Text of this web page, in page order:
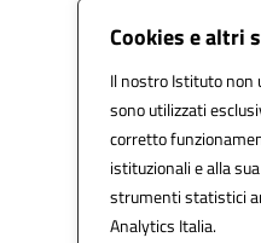
Cookies e altri
Il nostro Istituto non
sono utilizzati
corretto
istituzionali e alla
strumenti statistici
Analytics Italia.